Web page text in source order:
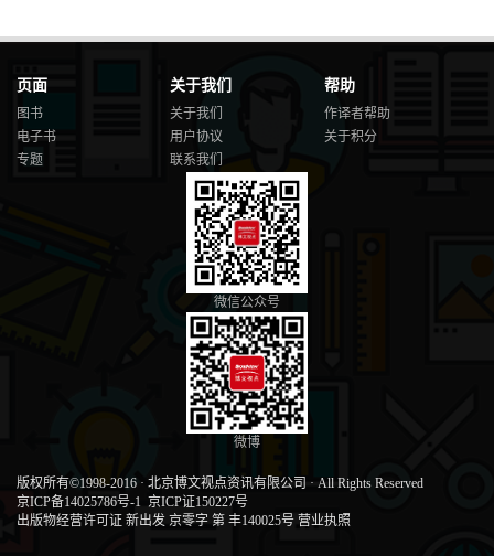
页面
图书
电子书
专题
关于我们
关于我们
用户协议
联系我们
帮助
作译者帮助
关于积分
微信公众号
微博
版权所有©1998-2016 · 北京博文视点资讯有限公司 · All Rights Reserved
京ICP备14025786号-1 京ICP证150227号
出版物经营许可证 新出发 京零字 第 丰140025号 营业执照